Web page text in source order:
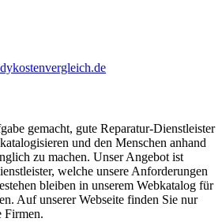
gemacht, gute Reparatur-Dienstleister
und den Menschen anhand
zu machen. Unser Angebot ist
welche unsere Anforderungen
bleiben in unserem Webkatalog für
Auf unserer Webseite finden Sie nur
Firmen.